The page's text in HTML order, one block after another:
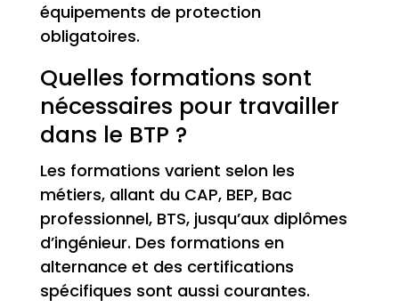
équipements de protection
obligatoires.
Quelles formations sont
nécessaires pour travailler
dans le BTP ?
Les formations varient selon les
métiers, allant du CAP, BEP, Bac
professionnel, BTS, jusqu’aux diplômes
d’ingénieur. Des formations en
alternance et des certifications
spécifiques sont aussi courantes.